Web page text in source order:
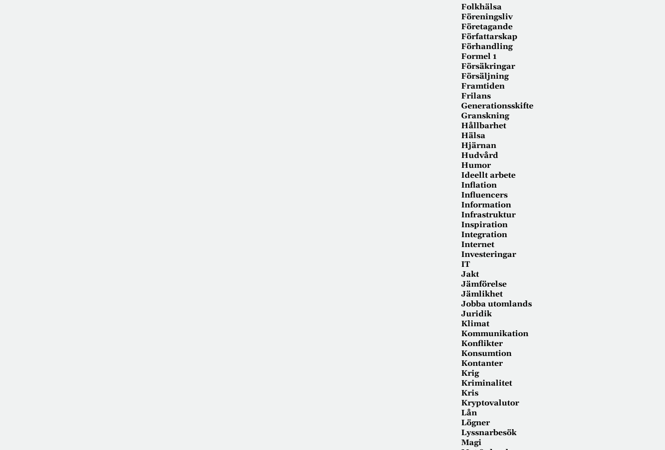
Folkhälsa
Föreningsliv
Företagande
Författarskap
Förhandling
Formel 1
Försäkringar
Försäljning
Framtiden
Frilans
Generationsskifte
Granskning
Hållbarhet
Hälsa
Hjärnan
Hudvård
Humor
Ideellt arbete
Inflation
Influencers
Information
Infrastruktur
Inspiration
Integration
Internet
Investeringar
IT
Jakt
Jämförelse
Jämlikhet
Jobba utomlands
Juridik
Klimat
Kommunikation
Konflikter
Konsumtion
Kontanter
Krig
Kriminalitet
Kris
Kryptovalutor
Lån
Lögner
Lyssnarbesök
Magi